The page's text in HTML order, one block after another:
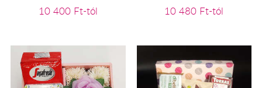
10 400 Ft-tól 10 480 Ft-tól